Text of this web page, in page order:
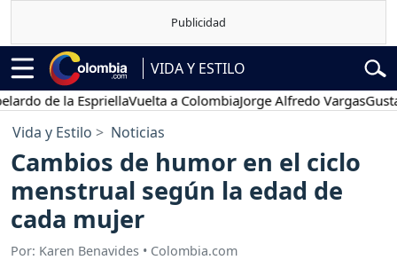
VIDA Y ESTILO
la EspriellaVuelta a ColombiaJorge Alfredo VargasGustavo
Vida y Estilo Noticias
Cambios de humor en el ciclo
menstrual según la edad de
cada mujer
Por: Karen Benavides • Colombia.com